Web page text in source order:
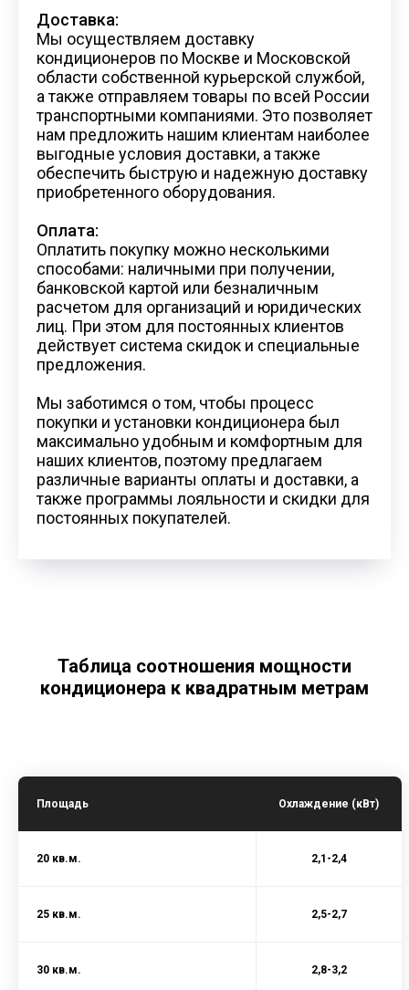
Доставка:
Мы осуществляем доставку
кондиционеров по Москве и Московской
области собственной курьерской службой,
а также отправляем товары по всей России
транспортными компаниями. Это позволяет
нам предложить нашим клиентам наиболее
выгодные условия доставки, а также
обеспечить быструю и надежную доставку
приобретенного оборудования.
Оплата:
Оплатить покупку можно несколькими
способами: наличными при получении,
банковской картой или безналичным
расчетом для организаций и юридических
лиц. При этом для постоянных клиентов
действует система скидок и специальные
предложения.
Мы заботимся о том, чтобы процесс
покупки и установки кондиционера был
максимально удобным и комфортным для
наших клиентов, поэтому предлагаем
различные варианты оплаты и доставки, а
также программы лояльности и скидки для
постоянных покупателей.
Таблица соотношения мощности
кондиционера к квадратным метрам
Площадь Охлаждение (кВт)
20 кв.м. 2,1-2,4
25 кв.м. 2,5-2,7
30 кв.м. 2,8-3,2